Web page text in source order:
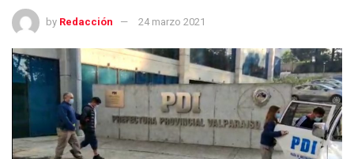
by Redacción 24 marzo 2021